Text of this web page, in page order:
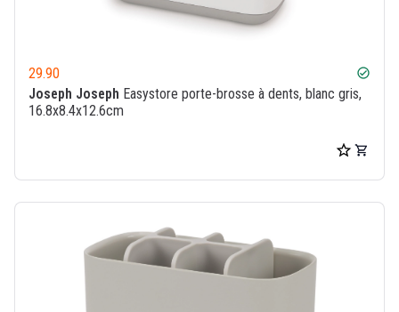
29.90 check_circle
Joseph Joseph Easystore porte-brosse à dents, blanc gris,
16.8x8.4x12.6cm